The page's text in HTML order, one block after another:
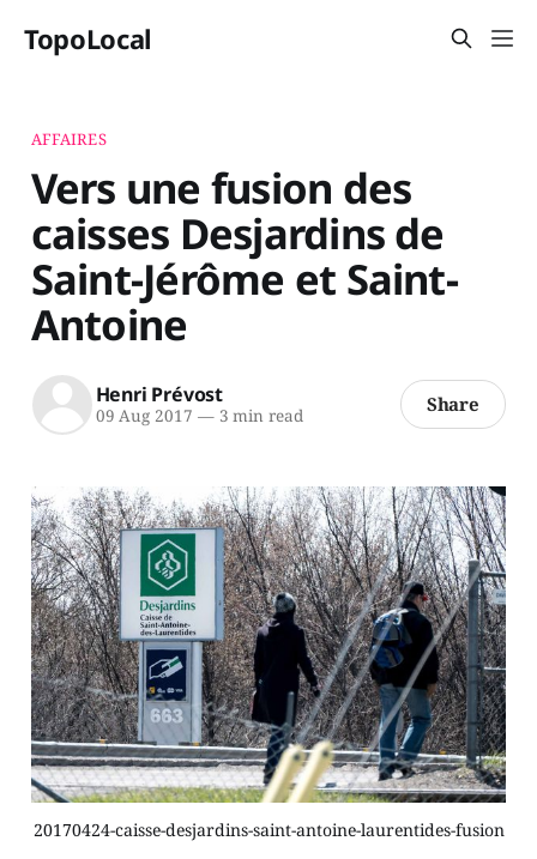
TopoLocal
AFFAIRES
Vers une fusion des
caisses Desjardins de
Saint-Jérôme et Saint-
Antoine
Henri Prévost
09 Aug 2017 —3 min read Share
20170424-caisse-desjardins-saint-antoine-laurentides-fusion